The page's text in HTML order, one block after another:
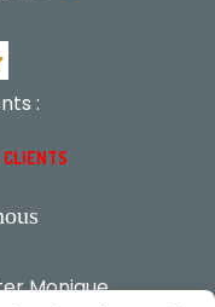
:
CLIENTS
Monique